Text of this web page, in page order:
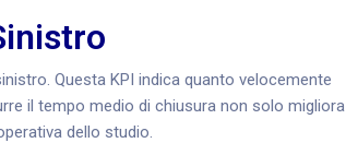
Questa KPI indica quanto velocemente
il tempo medio di chiusura non solo migliora
dello studio.